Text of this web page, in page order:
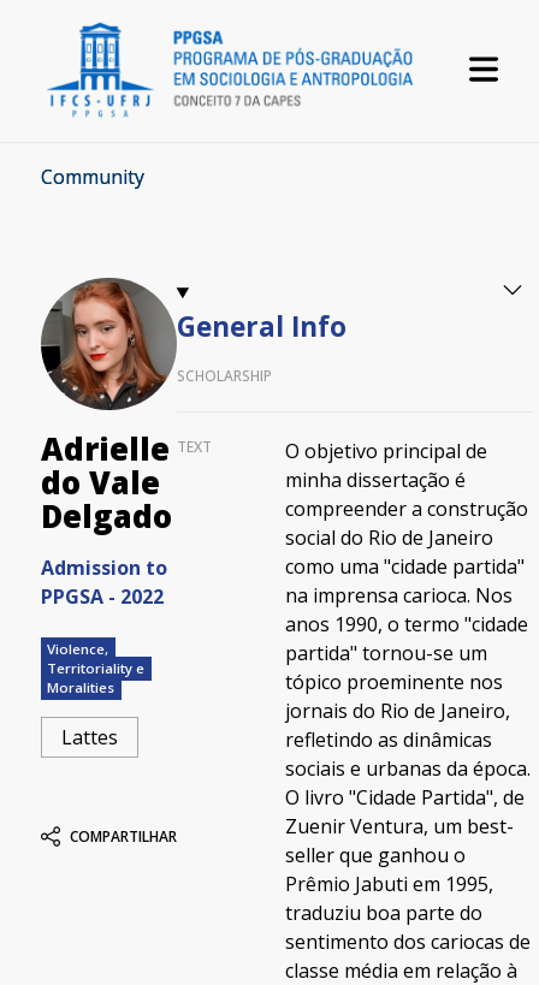
Community
Adrielle
do Vale
Delgado
Admission to
PPGSA - 2022
Violence,
Territoriality e
Moralities
Lattes
COMPARTILHAR
General Info
SCHOLARSHIP
TEXT
O objetivo principal de
minha dissertação é
compreender a construção
social do Rio de Janeiro
como uma "cidade partida"
na imprensa carioca. Nos
anos 1990, o termo "cidade
partida" tornou-se um
tópico proeminente nos
jornais do Rio de Janeiro,
refletindo as dinâmicas
sociais e urbanas da época.
O livro "Cidade Partida", de
Zuenir Ventura, um best-
seller que ganhou o
Prêmio Jabuti em 1995,
traduziu boa parte do
sentimento dos cariocas de
classe média em relação à